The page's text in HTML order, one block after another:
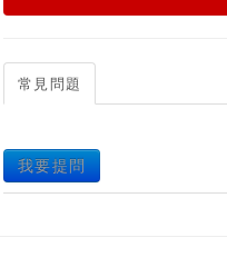
常見問題
我要提問